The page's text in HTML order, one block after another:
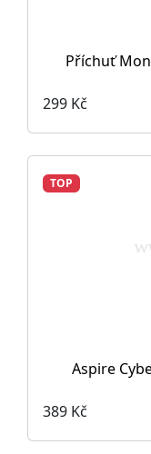
Příchuť
299 Kč
TOP
Aspire
389 Kč